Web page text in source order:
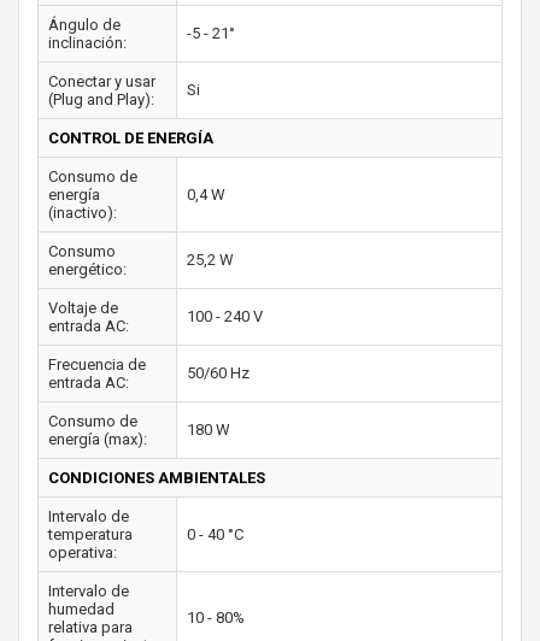
Ángulo de
inclinación:
-5 - 21°
Conectar y usar
(Plug and Play):
Si
CONTROL DE ENERGÍA
Consumo de
energía
(inactivo):
0,4 W
Consumo
energético:
25,2 W
Voltaje de
entrada AC:
100 - 240 V
Frecuencia de
entrada AC:
50/60 Hz
Consumo de
energía (max):
180 W
CONDICIONES AMBIENTALES
Intervalo de
temperatura
operativa:
0 - 40 °C
Intervalo de
humedad
relativa para
10 - 80%